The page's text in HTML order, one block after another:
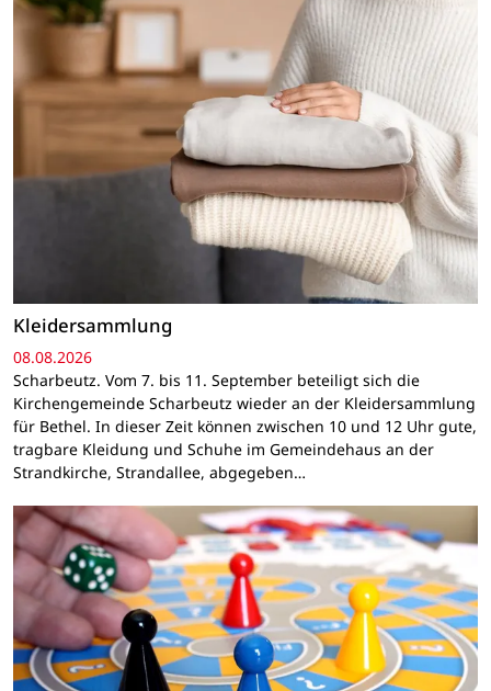
Kleidersammlung
08.08.2026
Scharbeutz. Vom 7. bis 11. September beteiligt sich die
Kirchengemeinde Scharbeutz wieder an der Kleidersammlung
für Bethel. In dieser Zeit können zwischen 10 und 12 Uhr gute,
tragbare Kleidung und Schuhe im Gemeindehaus an der
Strandkirche, Strandallee, abgegeben…